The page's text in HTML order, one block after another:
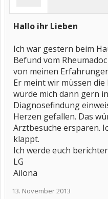
Hallo ihr Lieben
Ich war gestern beim
Befund vom
von meinen
Er meint wir müssen
würde mich dann gern
Diagnosefindung
Herzen gefallen. Das
Arztbesuche ersparen.
klappt.
Ich werde euch
LG
Ailona
13. November 2013